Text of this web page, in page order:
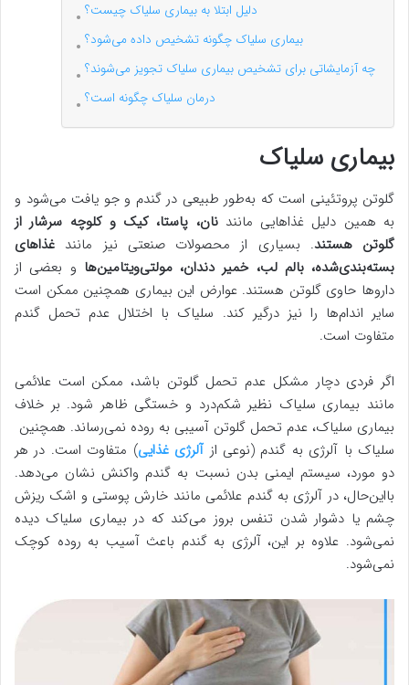
دلیل ابتلا به بیماری سلیاک چیست؟
بیماری سلیاک چگونه تشخیص داده می‌شود؟
چه آزمایشاتی برای تشخیص بیماری سلیاک تجویز می‌شوند؟
درمان سلیاک چگونه است؟
بیماری سلیاک
گلوتن پروتئینی است که به‌طور طبیعی در گندم و جو یافت می‌شود و
به همین دلیل غذاهایی مانند نان، پاستا، کیک و کلوچه سرشار از
گلوتن هستند. بسیاری از محصولات صنعتی نیز مانند غذاهای
بسته‌بندی‌شده، بالم لب، خمیر دندان، مولتی‌ویتامین‌ها و بعضی از
داروها حاوی گلوتن هستند. عوارض این بیماری همچنین ممکن است
سایر اندام‌ها را نیز درگیر کند. سلیاک با اختلال عدم تحمل گندم
متفاوت است.
اگر فردی دچار مشکل عدم تحمل گلوتن باشد، ممکن است علائمی
مانند بیماری سلیاک نظیر شکم‌درد و خستگی ظاهر شود. بر خلاف
بیماری سلیاک، عدم تحمل گلوتن آسیبی به روده نمی‌رساند. همچنین
سلیاک با آلرژی به گندم (نوعی ازآلرژی غذایی) متفاوت است. در هر
دو مورد، سیستم ایمنی بدن نسبت به گندم واکنش نشان می‌دهد.
بااین‌حال، در آلرژی به گندم علائمی مانند خارش پوستی و اشک ریزش
چشم یا دشوار شدن تنفس بروز می‌کند که در بیماری سلیاک دیده
نمی‌شود. علاوه بر این، آلرژی به گندم باعث آسیب به روده کوچک
نمی‌شود.